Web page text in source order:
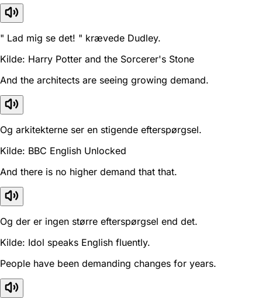
" Lad mig se det! " krævede Dudley.
Kilde: Harry Potter and the Sorcerer's Stone
And the architects are seeing growing demand.
Og arkitekterne ser en stigende efterspørgsel.
Kilde: BBC English Unlocked
And there is no higher demand that that.
Og der er ingen større efterspørgsel end det.
Kilde: Idol speaks English fluently.
People have been demanding changes for years.